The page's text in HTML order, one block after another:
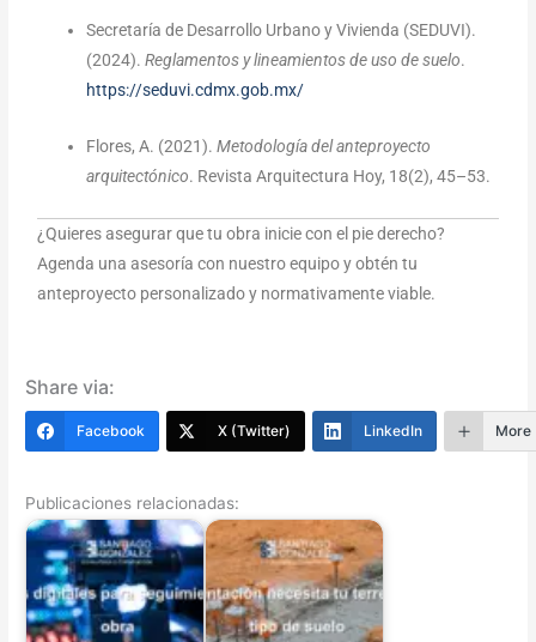
Secretaría de Desarrollo Urbano y Vivienda (SEDUVI).
(2024).Reglamentos y lineamientos de uso de suelo.
https://seduvi.cdmx.gob.mx/
Flores, A. (2021).Metodología del anteproyecto
arquitectónico. Revista Arquitectura Hoy, 18(2), 45–53.
¿Quieres asegurar que tu obra inicie con el pie derecho?
Agenda una asesoría con nuestro equipo y obtén tu
anteproyecto personalizado y normativamente viable.
Share via:
Facebook X (Twitter) LinkedIn More
Publicaciones relacionadas: